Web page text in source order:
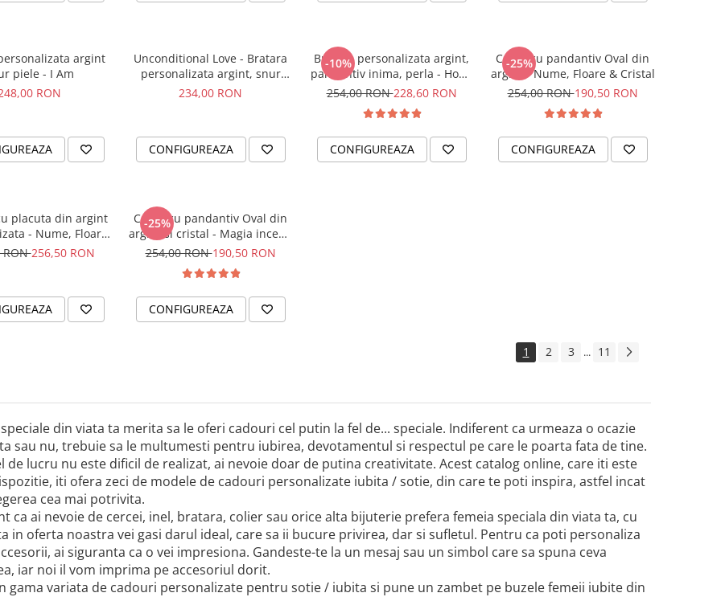
argint
piele - I Am
RON
Unconditional Love - Bratara
personalizata argint, snur
impletit piele
234,00 RON
CONFIGUREAZA
-10%
Bratara personalizata argint,
pandantiv inima, perla - Hope
& Faith
254,00 RON228,60 RON
CONFIGUREAZA
-25%
Colier cu pandantiv Oval din
argint - Nume, Floare & Cristal
254,00 RON190,50 RON
CONFIGUREAZA
placuta din argint
- Nume, Floare
& Cristal
RON256,50 RON
-25%
Colier cu pandantiv Oval din
argint si cristal - Magia incepe
cu tine
254,00 RON190,50 RON
CONFIGUREAZA
1 2 3 ... 11
din viata ta merita sa le oferi cadouri cel putin la fel de... speciale. Indiferent ca urmeaza o ocazie
sau nu, trebuie sa le multumesti pentru iubirea, devotamentul si respectul pe care le poarta fata de tine.
de lucru nu este dificil de realizat, ai nevoie doar de putina creativitate. Acest catalog online, care iti este
iti ofera zeci de modele de cadouri personalizate iubita / sotie, din care te poti inspira, astfel incat
cea mai potrivita.
ca ai nevoie de cercei, inel, bratara, colier sau orice alta bijuterie prefera femeia speciala din viata ta, cu
in oferta noastra vei gasi darul ideal, care sa ii bucure privirea, dar si sufletul. Pentru ca poti personaliza
ai siguranta ca o vei impresiona. Gandeste-te la un mesaj sau un simbol care sa spuna ceva
iar noi il vom imprima pe accesoriul dorit.
gama variata de cadouri personalizate pentru sotie / iubita si pune un zambet pe buzele femeii iubite din